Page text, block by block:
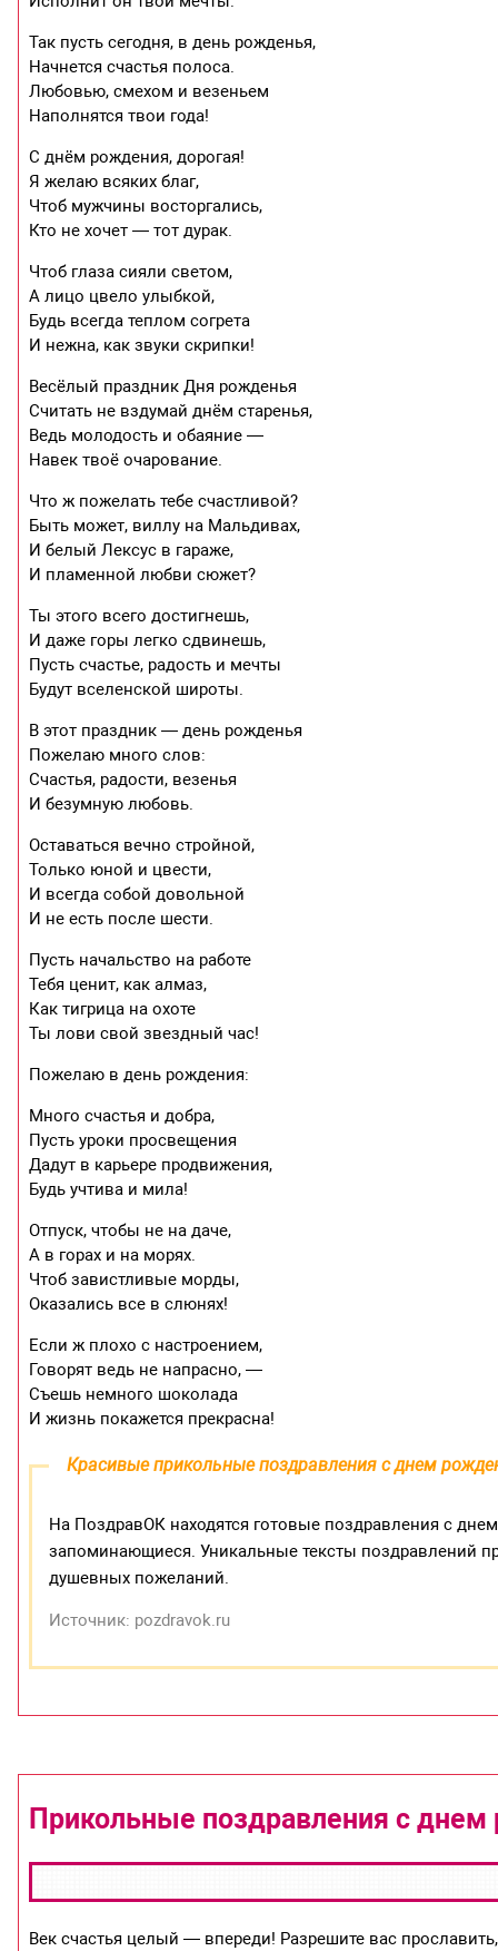
Так пусть сегодня, в день рожденья,
Начнется счастья полоса.
Любовью, смехом и везеньем
Наполнятся твои года!
С днём рождения, дорогая!
Я желаю всяких благ,
Чтоб мужчины восторгались,
Кто не хочет — тот дурак.
Чтоб глаза сияли светом,
А лицо цвело улыбкой,
Будь всегда теплом согрета
И нежна, как звуки скрипки!
Весёлый праздник Дня рожденья
Считать не вздумай днём старенья,
Ведь молодость и обаяние —
Навек твоё очарование.
Что ж пожелать тебе счастливой?
Быть может, виллу на Мальдивах,
И белый Лексус в гараже,
И пламенной любви сюжет?
Ты этого всего достигнешь,
И даже горы легко сдвинешь,
Пусть счастье, радость и мечты
Будут вселенской широты.
В этот праздник — день рожденья
Пожелаю много слов:
Счастья, радости, везенья
И безумную любовь.
Оставаться вечно стройной,
Только юной и цвести,
И всегда собой довольной
И не есть после шести.
Пусть начальство на работе
Тебя ценит, как алмаз,
Как тигрица на охоте
Ты лови свой звездный час!
Пожелаю в день рождения:
Много счастья и добра,
Пусть уроки просвещения
Дадут в карьере продвижения,
Будь учтива и мила!
Отпуск, чтобы не на даче,
А в горах и на морях.
Чтоб завистливые морды,
Оказались все в слюнях!
Если ж плохо с настроением,
Говорят ведь не напрасно, —
Съешь немного шоколада
И жизнь покажется прекрасна!
Красивые прикольные поздравления с днем
На ПоздравОК находятся готовые поздравления с
запоминающиеся. Уникальные тексты поздравлений
душевных пожеланий.
Источник: pozdravok.ru
Прикольные поздравления с
Век счастья целый — впереди! Разрешите вас